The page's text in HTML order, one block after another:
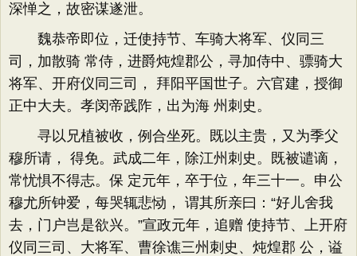
深惮之，故密谋遂泄。
魏恭帝即位，迁使持节、车骑大将军、仪同三
司，加散骑 常侍，进爵炖煌郡公，寻加侍中、骠骑大
将军、开府仪同三司， 拜阳平国世子。六官建，授御
正中大夫。孝闵帝践阼，出为海 州刺史。
寻以兄植被收，例合坐死。既以主贵，又为季父
穆所请， 得免。武成二年，除江州刺史。既被谴谪，
常忧惧不得志。保 定元年，卒于位，年三十一。申公
穆尤所钟爱，每哭辄悲恸， 谓其所亲曰：“好儿舍我
去，门户岂是欲兴。”宣政元年，追赠 使持节、上开府
仪同三司、大将军、曹徐谯三州刺史、炖煌郡 公，谥